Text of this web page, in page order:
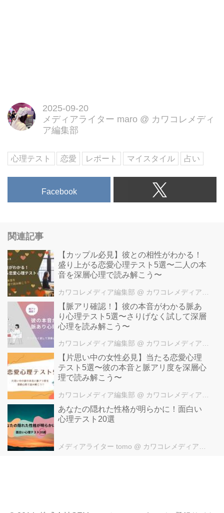
2025-09-20
メディアライター maro @ カワコレメディ
ア編集部
心理テスト 恋愛 レポート マイスタイル 占い
Facebook
関連記事
【カップル必見】彼との相性がわかる！
盛り上がる恋愛心理テスト5選〜二人の本
音を深層心理で読み解こう〜
カワコレメディア編集部 @ カワコレメディア編集部
【脈アリ確認！】彼の本音がわかる脈あ
り心理テスト5選〜さりげなく試して深層
心理を読み解こう〜
カワコレメディア編集部 @ カワコレメディア編集部
【片思い中の女性必見】当たる恋愛心理
テスト5選〜彼の本音と脈アリ度を深層心
理で読み解こう〜
カワコレメディア編集部 @ カワコレメディア編集部
あなたの隠れた性格が明らかに！面白い
心理テスト20選
メディアライター tomo @ カワコレメディア編集部